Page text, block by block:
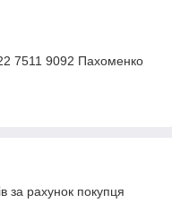
7511 9092 Пахоменко
за рахунок покупця